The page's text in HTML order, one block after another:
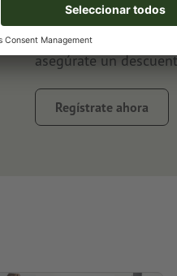
Siempre bien
al tanto de
asegúrate un
Regístrate ahora